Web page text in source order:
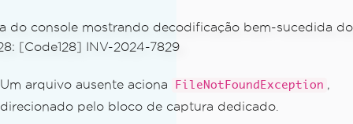
}
}
ex)
{
Um arquivo ausente aciona FileNotFoundException ,
direcionado pelo bloco de captura dedicado.